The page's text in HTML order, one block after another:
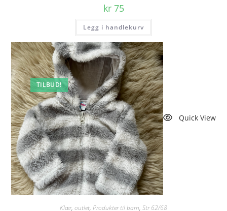
kr75
Legg i handlekurv
TILBUD!
Quick View
Klær, outlet, Produkter til barn, Str 62/68